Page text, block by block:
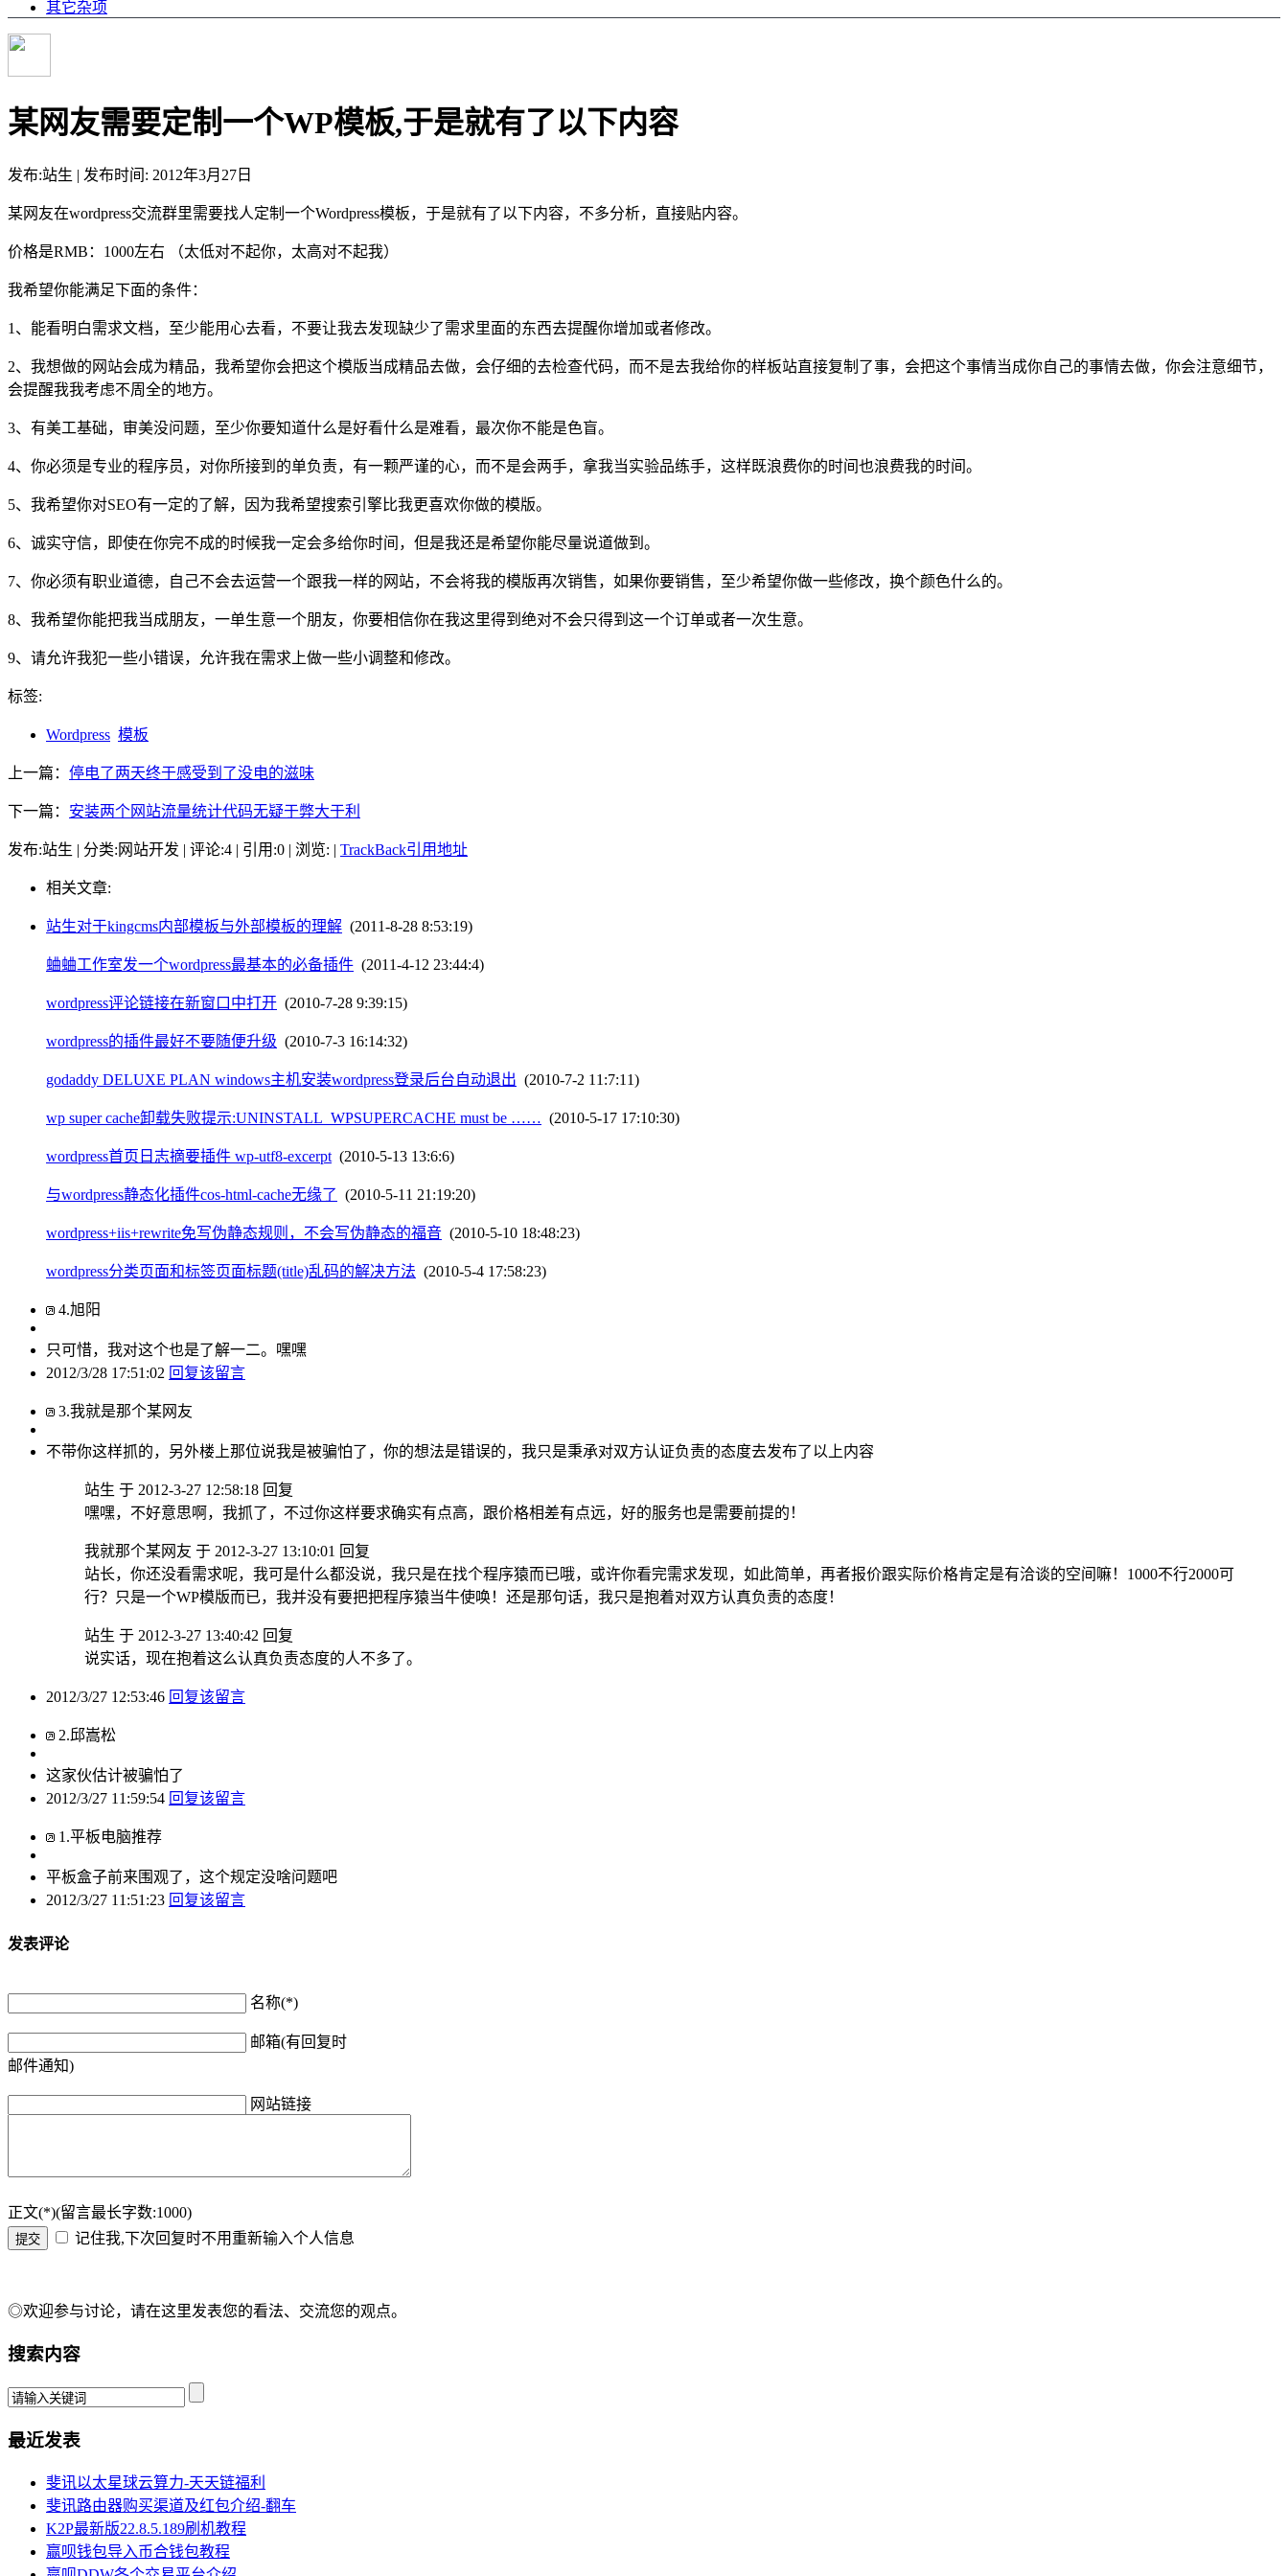
其它杂项
某网友需要定制一个WP模板,于是就有了以下内容
发布:站生 | 发布时间: 2012年3月27日
某网友在wordpress交流群里需要找人定制一个Wordpress模板，于是就有了以下内容，不多分析，直接贴内容。
价格是RMB：1000左右 （太低对不起你，太高对不起我）
我希望你能满足下面的条件：
1、能看明白需求文档，至少能用心去看，不要让我去发现缺少了需求里面的东西去提醒你增加或者修改。
2、我想做的网站会成为精品，我希望你会把这个模版当成精品去做，会仔细的去检查代码，而不是去我给你的样板站直接复制了事，会把这个事情当成你自己的事情去做，你会注意细节，
会提醒我我考虑不周全的地方。
3、有美工基础，审美没问题，至少你要知道什么是好看什么是难看，最次你不能是色盲。
4、你必须是专业的程序员，对你所接到的单负责，有一颗严谨的心，而不是会两手，拿我当实验品练手，这样既浪费你的时间也浪费我的时间。
5、我希望你对SEO有一定的了解，因为我希望搜索引擎比我更喜欢你做的模版。
6、诚实守信，即使在你完不成的时候我一定会多给你时间，但是我还是希望你能尽量说道做到。
7、你必须有职业道德，自己不会去运营一个跟我一样的网站，不会将我的模版再次销售，如果你要销售，至少希望你做一些修改，换个颜色什么的。
8、我希望你能把我当成朋友，一单生意一个朋友，你要相信你在我这里得到绝对不会只得到这一个订单或者一次生意。
9、请允许我犯一些小错误，允许我在需求上做一些小调整和修改。
标签:
Wordpress 模板
上一篇： 停电了两天终于感受到了没电的滋味
下一篇： 安装两个网站流量统计代码无疑于弊大于利
发布:站生 | 分类:网站开发 | 评论:4 | 引用:0 | 浏览: | TrackBack引用地址
相关文章:
站生对于kingcms内部模板与外部模板的理解 (2011-8-28 8:53:19)
蛐蛐工作室发一个wordpress最基本的必备插件 (2011-4-12 23:44:4)
wordpress评论链接在新窗口中打开 (2010-7-28 9:39:15)
wordpress的插件最好不要随便升级 (2010-7-3 16:14:32)
godaddy DELUXE PLAN windows主机安装wordpress登录后台自动退出 (2010-7-2 11:7:11)
wp super cache卸载失败提示:UNINSTALL_WPSUPERCACHE must be …… (2010-5-17 17:10:30)
wordpress首页日志摘要插件 wp-utf8-excerpt (2010-5-13 13:6:6)
与wordpress静态化插件cos-html-cache无缘了 (2010-5-11 21:19:20)
wordpress+iis+rewrite免写伪静态规则，不会写伪静态的福音 (2010-5-10 18:48:23)
wordpress分类页面和标签页面标题(title)乱码的解决方法 (2010-5-4 17:58:23)
4.旭阳
只可惜，我对这个也是了解一二。嘿嘿
2012/3/28 17:51:02 回复该留言
3.我就是那个某网友
不带你这样抓的，另外楼上那位说我是被骗怕了，你的想法是错误的，我只是秉承对双方认证负责的态度去发布了以上内容
站生 于 2012-3-27 12:58:18 回复
嘿嘿，不好意思啊，我抓了，不过你这样要求确实有点高，跟价格相差有点远，好的服务也是需要前提的！
我就那个某网友 于 2012-3-27 13:10:01 回复
站长，你还没看需求呢，我可是什么都没说，我只是在找个程序猿而已哦，或许你看完需求发现，如此简单，再者报价跟实际价格肯定是有洽谈的空间嘛！1000不行2000可
行？只是一个WP模版而已，我并没有要把把程序猿当牛使唤！还是那句话，我只是抱着对双方认真负责的态度！
站生 于 2012-3-27 13:40:42 回复
说实话，现在抱着这么认真负责态度的人不多了。
2012/3/27 12:53:46 回复该留言
2. 邱嵩松
这家伙估计被骗怕了
2012/3/27 11:59:54 回复该留言
1 .平板电脑推荐
平板盒子前来围观了，这个规定没啥问题吧
2012/3/27 11:51:23 回复该留言
发表评论
名称(*)
邮箱(有回复时
邮件通知)
网站链接
正文(*)(留言最长字数:1000)
记住我,下次回复时不用重新输入个人信息
◎欢迎参与讨论，请在这里发表您的看法、交流您的观点。
搜索内容
最近发表
斐讯以太星球云算力-天天链福利
斐讯路由器购买渠道及红包介绍-翻车
K2P最新版22.8.5.189刷机教程
赢呗钱包导入币合钱包教程